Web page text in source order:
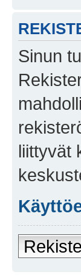
Sinun
liittyvät